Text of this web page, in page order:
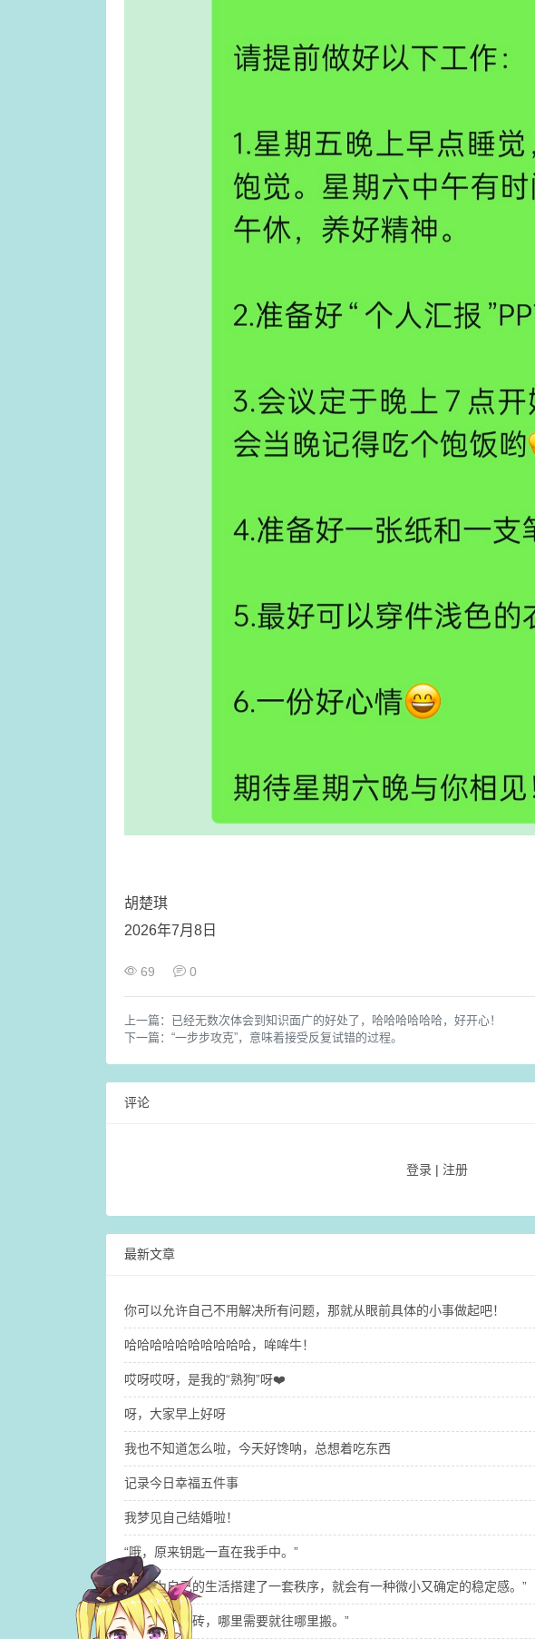
胡楚琪
2026年7月8日
69 0
上一篇： 已经无数次体会到知识面广的好处了，哈哈哈哈哈哈，好开心！
下一篇： “一步步攻克”，意味着接受反复试错的过程。
评论
登录 | 注册
最新文章
你可以允许自己不用解决所有问题，那就​从眼前具体的小事做起吧！
哈哈哈哈哈哈哈哈哈哈，哞哞牛！
哎呀哎呀，是我的“熟狗”呀❤️
呀，大家早上好呀
我也不知道怎么啦，今天好馋呐，总想着吃东西
记录今日幸福五件事
我梦见自己结婚啦！
“哦，原来钥匙一直在我手中。”
“当你为自己的生活搭建了一套秩序，就会有一种微小又确定的稳定感。”
“我们是一块砖，哪里需要就往哪里搬。”